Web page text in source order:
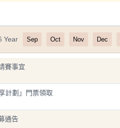
Year Sep Oct Nov Dec
賽事宜
計劃」門票領取
通告